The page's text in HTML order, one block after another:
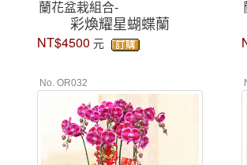
蘭花盆栽組合-
彩煥耀星蝴蝶蘭
NT$4500 元
No. OR032